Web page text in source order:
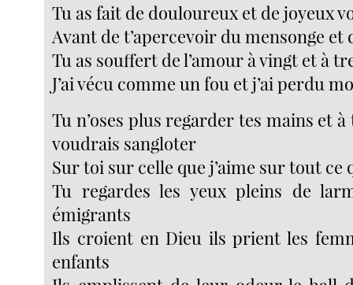
Tu as fait de douloureux et de joyeux
Avant de t’apercevoir du mensonge et
Tu as souffert de l’amour à vingt et à
J’ai vécu comme un fou et j’ai perdu
Tu n’oses plus regarder tes mains et
voudrais sangloter
Sur toi sur celle que j’aime sur tout ce
Tu regardes les yeux pleins de
émigrants
Ils croient en Dieu ils prient les
enfants